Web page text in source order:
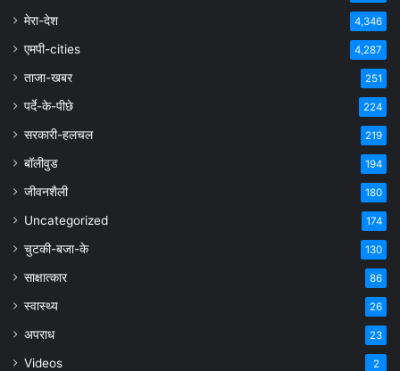
मेरा-देश 4,346
एमपी-cities 4,287
ताजा-खबर 251
पर्दे-के-पीछे 224
सरकारी-हलचल 219
बॉलीवुड 194
जीवनशैली 180
Uncategorized 174
चुटकी-बजा-के 130
साक्षात्कार 86
स्वास्थ्य 26
अपराध 23
Videos 2